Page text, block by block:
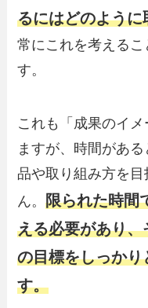
るにはどのよう
常にこれを考える
す。
これも「成果のイ
ますが、時間があ
品や取り組み方を
ん。限られた時間
える必要があり
の目標をしっか
す。